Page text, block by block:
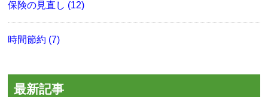
保険の見直し (12)
時間節約 (7)
最新記事